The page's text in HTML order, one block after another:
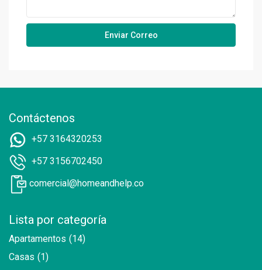
Contáctenos
+57 3164320253
+57 3156702450
comercial@homeandhelp.co
Lista por categoría
Apartamentos (14)
Casas (1)